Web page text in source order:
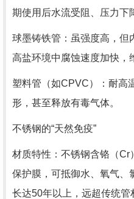
期使用后水流受阻、压力下
球墨铸铁管：虽强度高，但
高盐环境中腐蚀速度加快，
塑料管（如CPVC）：耐高
形，甚至释放有毒气体。
不锈钢的“天然免疫”
材质特性：不锈钢含铬（Cr
保护膜，可抵御水、氧气、
长达50年以上，远超传统管